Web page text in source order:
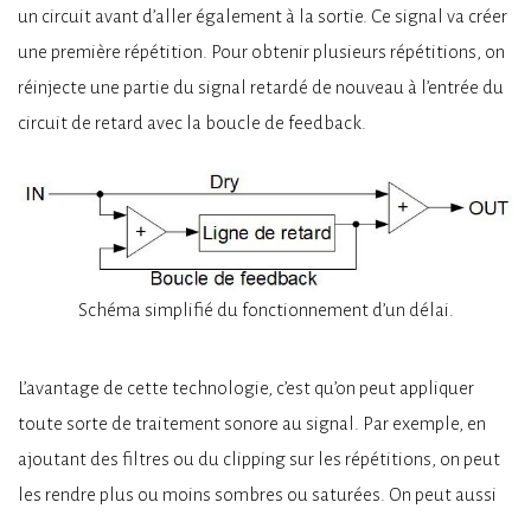
un circuit avant d’aller également à la sortie. Ce signal va créer
une première répétition. Pour obtenir plusieurs répétitions, on
réinjecte une partie du signal retardé de nouveau à l’entrée du
circuit de retard avec la boucle de feedback.
Schéma simplifié du fonctionnement d’un délai.
L’avantage de cette technologie, c’est qu’on peut appliquer
toute sorte de traitement sonore au signal. Par exemple, en
ajoutant des filtres ou du clipping sur les répétitions, on peut
les rendre plus ou moins sombres ou saturées. On peut aussi